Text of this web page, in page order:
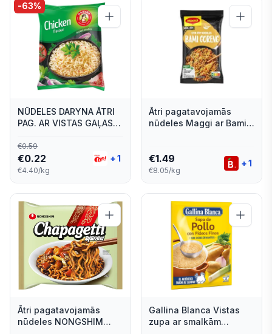
-63%
NŪDELES DARYNA ĀTRI
PAG. AR VISTAS GAĻAS
€0.59
€0.22
€4.40/kg
+1
Ātri pagatavojamās
nūdeles Maggi ar Bami
€1.49
€8.05/kg
+1
Ātri pagatavojamās
nūdeles NONGSHIM
Gallina Blanca Vistas
zupa ar smalkām